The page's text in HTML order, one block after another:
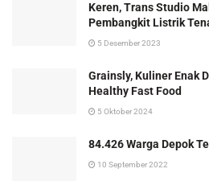
Keren, Trans Studio
Pembangkit Listrik
5 Desember 2023
Grainsly, Kuliner Enak
Healthy Fast Food
5 Oktober 2024
84.426 Warga Depok
10 September 2022